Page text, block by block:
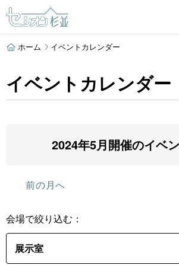
ホーム イベントカレンダー
イベントカレンダー
前の月へ
2024年5月開催のイベ
会場で絞り込む：